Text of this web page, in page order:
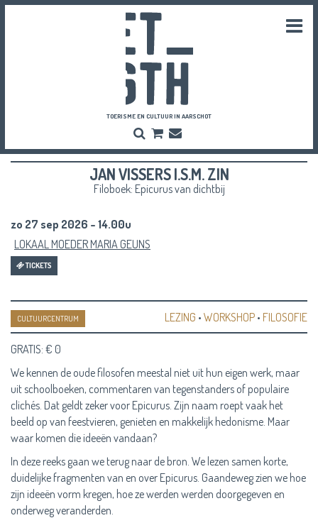
TOERISME EN CULTUUR IN AARSCHOT
Zoeken
Bestel
je
vriendenpassen
en
tickets
Inschrijven
JAN VISSERS I.S.M. ZIN
Filoboek: Epicurus van dichtbij
zo 27 sep 2026 - 14.00u
LOKAAL MOEDER MARIA GEUNS
TICKETS
CULTUURCENTRUM LEZING •WORKSHOP• FILOSOFIE
GRATIS: € 0
We kennen de oude filosofen meestal niet uit hun eigen werk, maar
uit schoolboeken, commentaren van tegenstanders of populaire
clichés. Dat geldt zeker voor Epicurus. Zijn naam roept vaak het
beeld op van feestvieren, genieten en makkelijk hedonisme. Maar
waar komen die ideeën vandaan?
In deze reeks gaan we terug naar de bron. We lezen samen korte,
duidelijke fragmenten van en over Epicurus. Gaandeweg zien we hoe
zijn ideeën vorm kregen, hoe ze werden werden doorgegeven en
onderweg veranderden.